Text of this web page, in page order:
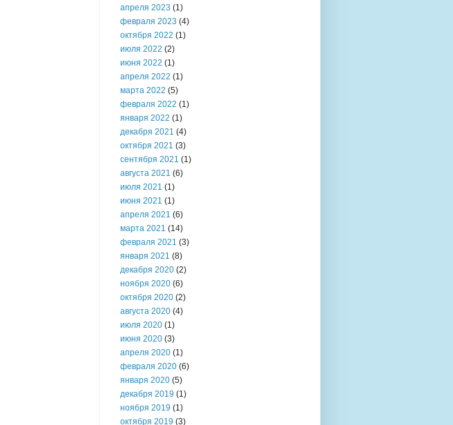
апреля 2023 (1)
февраля 2023 (4)
октября 2022 (1)
июля 2022 (2)
июня 2022 (1)
апреля 2022 (1)
марта 2022 (5)
февраля 2022 (1)
января 2022 (1)
декабря 2021 (4)
октября 2021 (3)
сентября 2021 (1)
августа 2021 (6)
июля 2021 (1)
июня 2021 (1)
апреля 2021 (6)
марта 2021 (14)
февраля 2021 (3)
января 2021 (8)
декабря 2020 (2)
ноября 2020 (6)
октября 2020 (2)
августа 2020 (4)
июля 2020 (1)
июня 2020 (3)
апреля 2020 (1)
февраля 2020 (6)
января 2020 (5)
декабря 2019 (1)
ноября 2019 (1)
октября 2019 (3)